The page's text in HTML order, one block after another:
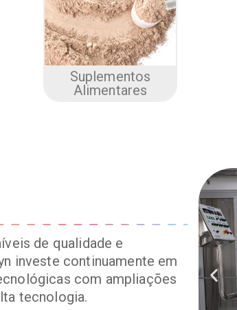
Suplementos
Alimentares
de qualidade e
investe continuamente em
com ampliações
tecnologia.